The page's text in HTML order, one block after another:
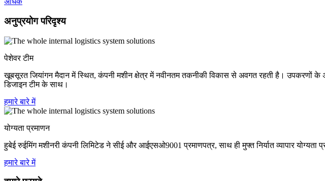
अनुप्रयोग परिदृश्य
पेशेवर टीम
खूबसूरत जियांगन मैदान में स्थित, कंपनी मशीन क्षेत्र में नवीनतम तकनीकी विकास से अवगत रहती है।
डिजाइन टीम के साथ।
हमारे बारे में
योग्यता प्रमाणन
हुबेई रुईमिंग मशीनरी कंपनी लिमिटेड ने सीई और आईएसओ9001 प्रमाणपत्र, साथ ही मुफ्त निर्यात व्यापार
हमारे बारे में